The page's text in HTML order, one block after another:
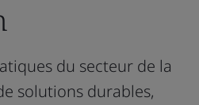
du secteur de la
solutions durables,